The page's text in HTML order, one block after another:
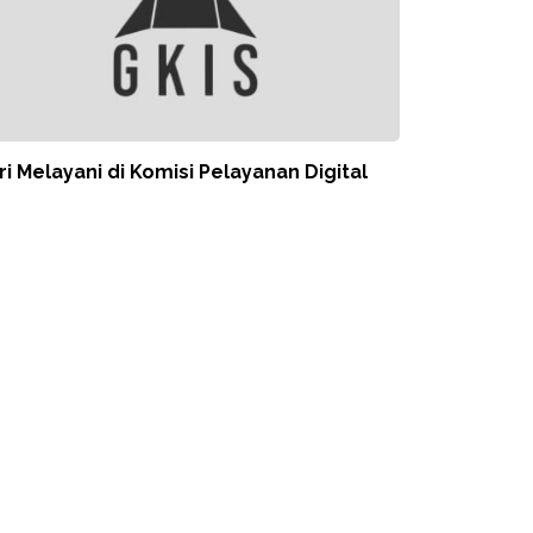
Melayani di Komisi Pelayanan Digital